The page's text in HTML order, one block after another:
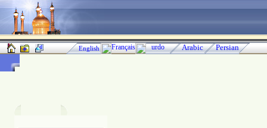
English Français urdo Arabic Persian